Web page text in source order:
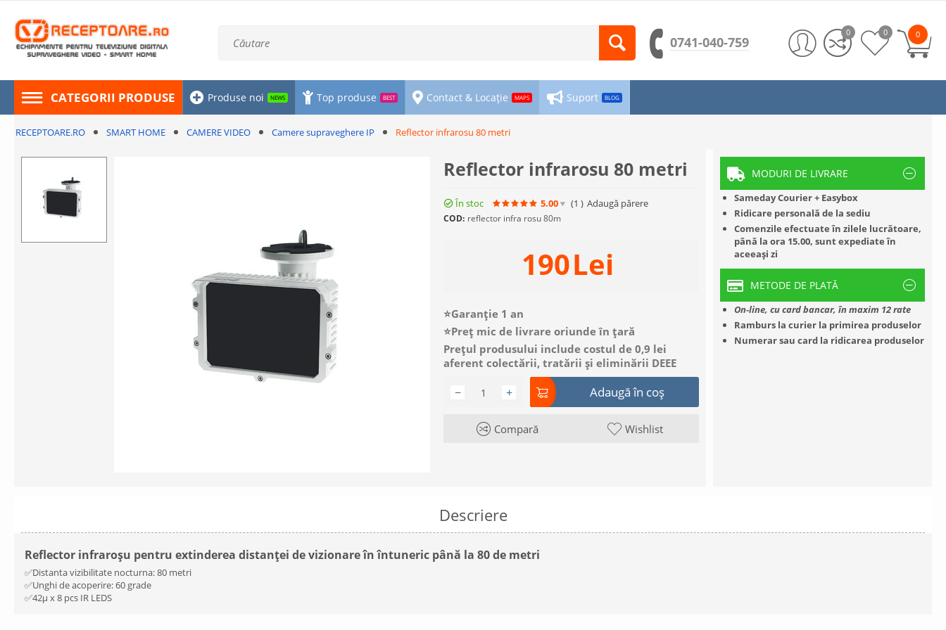
0741-040-759 0
0 0
CATEGORII PRODUSE Produse noi NEWS Top produse BEST Contact & Locație MAPS Suport BLOG
RECEPTOARE.RO SMART HOME CAMERE VIDEO Camere supraveghere IP Reflector infrarosu 80 metri
Reflector infrarosu 80 metri
În stoc 5.00 (1 ) Adaugă părere
COD: reflector infra rosu 80m
190Lei
⭐Garanție 1 an
⭐Preț mic de livrare oriunde în țară
Prețul produsului include costul de 0,9 lei
aferent colectării, tratării și eliminării DEEE
+
− Adaugă în coș
Compară Wishlist
MODURI DE LIVRARE
Sameday Courier + Easybox
Ridicare personală de la sediu
Comenzile efectuate în zilele lucrătoare,
până la ora 15.00, sunt expediate în
aceeași zi
METODE DE PLATĂ
On-line, cu card bancar, în maxim 12 rate
Ramburs la curier la primirea produselor
Numerar sau card la ridicarea produselor
Descriere
Reflector infraroșu pentru extinderea distanței de vizionare în întuneric până la 80 de metri
✅Distanta vizibilitate nocturna: 80 metri
✅Unghi de acoperire: 60 grade
✅42µ x 8 pcs IR LEDS